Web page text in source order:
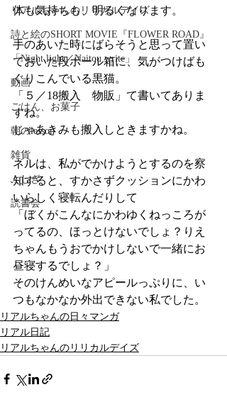
リアルちゃんのリリカルデイズ
詩と絵のSHORT MOVIE『FLOWER ROAD』
「Night light／Naitou write」
動画
ごはん、お菓子
朝のlesson
雑貨
ふしぎ
読書会
体も気持ちも、明るくなります。
手のあいた時にばらそうと思って置い
ておいた段ボール箱に、気がつけばも
ぐりこんでいる黒猫。
「５／18搬入　物販」て書いてありま
すね。
じゃあきみも搬入しときますかね。
ネルは、私がでかけようとするのを察
知すると、すかさずクッションにかわ
いらしく寝転んだりして
「ぼくがこんなにかわゆくねっころが
ってるの、ほっとけないでしょ？りえ
ちゃんもうおでかけしないで一緒にお
昼寝するでしょ？」
そのけんめいなアピールっぷりに、い
つもなかなか外出できない私でした。
リアルちゃんの日々マンガ
リアル日記
リアルちゃんのリリカルデイズ